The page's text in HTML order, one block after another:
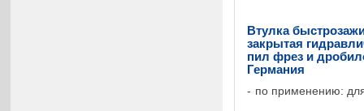
Втулка
закрытая
пил фрез и
Германия
по применению: